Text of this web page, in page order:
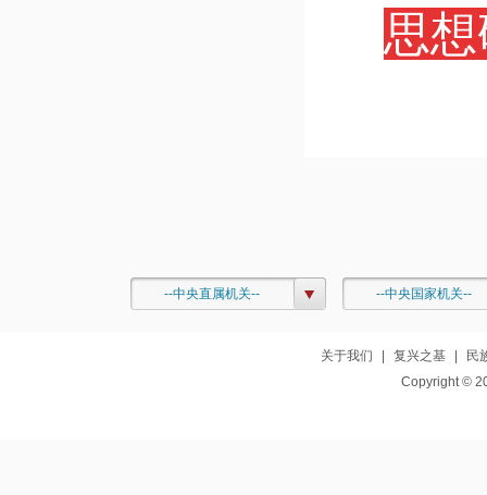
思
--中央直属机关-- --中央国家机关--
关于我们 复兴之基
民
Copyright ©